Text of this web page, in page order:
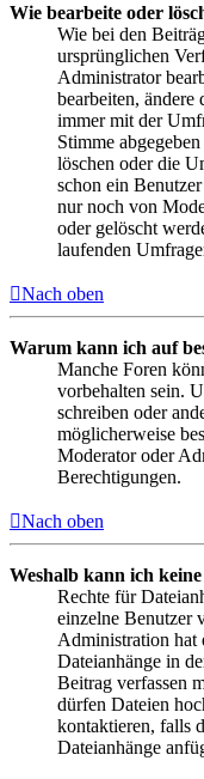
Wie bearbeite oder
Wie bei den
ursprünglichen
Administrator
bearbeiten, ändere
immer mit der
Stimme
löschen oder die
schon ein
nur noch von
oder gelöscht
laufenden
Nach oben
Warum kann ich auf
Manche Foren
vorbehalten sein.
schreiben oder
möglicherweise
Moderator oder
Berechtigungen.
Nach oben
Weshalb kann ich
Rechte für
einzelne Benutzer
Administration hat
Dateianhänge in
Beitrag verfassen
dürfen Dateien
kontaktieren, falls
Dateianhänge